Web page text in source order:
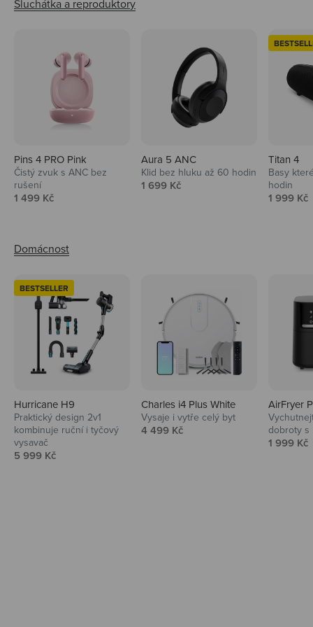
Pins 4 PRO Pink
Čistý zvuk s ANC bez
rušení
Prodejní cena
1 499 Kč
Aura 5 ANC
Klid bez hluku až 60 hodin
Prodejní cena
1 699 Kč
Titan 4
Basy
hodin
Prodejní
1 999 Kč
BESTSELLER
Hurricane H9
Praktický design 2v1
kombinuje ruční i tyčový
vysavač
Prodejní cena
5 999 Kč
Charles i4 Plus White
Vysaje i vytře celý byt
Prodejní cena
4 499 Kč
AirFryer
dobroty s
Prodejní
1 999 Kč
Audio
Niceboy sluchátka a repráky ti padnou
do noty.